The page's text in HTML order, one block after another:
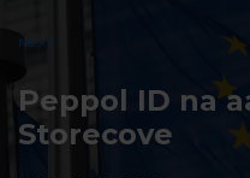
navigation
NEXT
Peppol ID na
Storecove